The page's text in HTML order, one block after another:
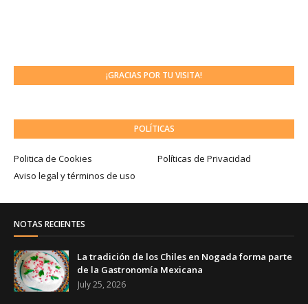
¡GRACIAS POR TU VISITA!
POLÍTICAS
Politica de Cookies
Políticas de Privacidad
Aviso legal y términos de uso
NOTAS RECIENTES
La tradición de los Chiles en Nogada forma parte
de la Gastronomía Mexicana
July 25, 2026